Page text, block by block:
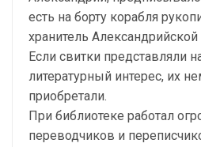
есть на борту корабля
хранитель Александрийской
Если свитки представляли
литературный интерес, их
приобретали.
При библиотеке работал
переводчиков и